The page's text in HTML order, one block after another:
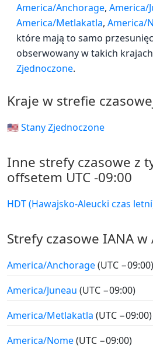
America/Anchorage, America/
America/Metlakatla, America/
które mają to samo
obserwowany w takich
Zjednoczone.
Kraje w strefie
🇺🇸 Stany Zjednoczone
Inne strefy czasowe z
offsetem UTC -09:00
HDT (Hawajsko-Aleucki czas
Strefy czasowe IANA w
America/Anchorage(UTC −09:00)
America/Juneau (UTC −09:00)
America/Metlakatla (UTC −09:00)
America/Nome(UTC −09:00)